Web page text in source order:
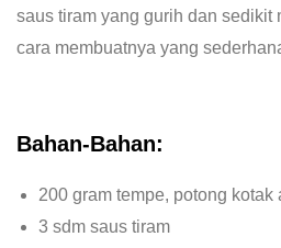
saus tiram yang gurih dan sedikit
cara membuatnya yang
Bahan-Bahan:
200 gram tempe, potong kotak
3 sdm saus tiram